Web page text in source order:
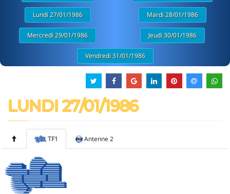
Lundi 27/01/1986 Mardi 28/01/1986
Mercredi 29/01/1986 Jeudi 30/01/1986
Vendredi 31/01/1986
LUNDI 27/01/1986
TF1 Antenne 2